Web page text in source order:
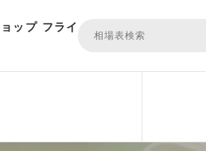
ップ フライ